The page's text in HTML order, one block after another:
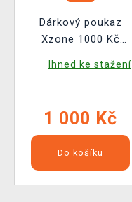
Dárkový poukaz
Xzone 1000 Kč
Ihned ke stažení
1 000 Kč
Do košíku